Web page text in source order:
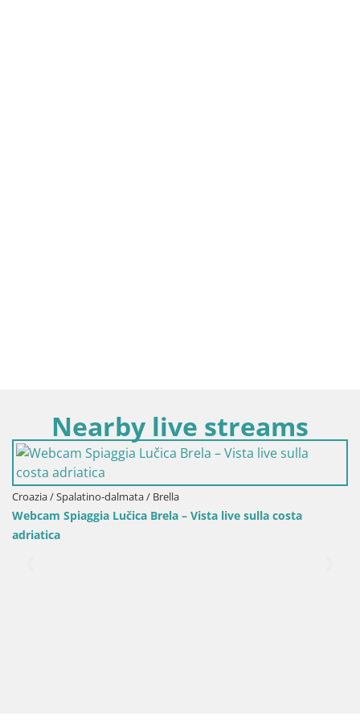
Nearby live streams
/ Spalatino-dalmata / Brella
Spiaggia Lučica Brela – Vista live sulla costa